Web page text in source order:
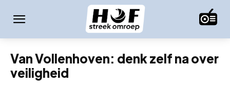
Van Vollenhoven: denk zelf na over
veiligheid